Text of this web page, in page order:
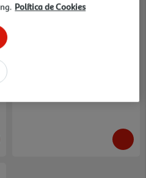
Política de Cookies